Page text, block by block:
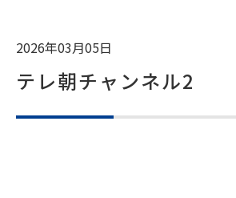
2026年03月05日
テレ朝チャンネル2